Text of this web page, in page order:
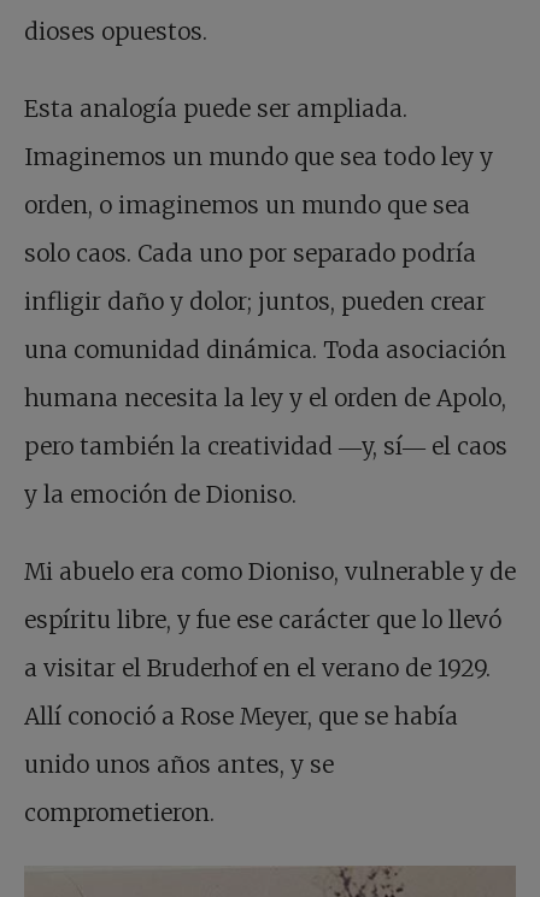
dioses opuestos.
Esta analogía puede ser ampliada.
Imaginemos un mundo que sea todo ley y
orden, o imaginemos un mundo que sea
solo caos. Cada uno por separado podría
infligir daño y dolor; juntos, pueden crear
una comunidad dinámica. Toda asociación
humana necesita la ley y el orden de Apolo,
pero también la creatividad ―y, sí― el caos
y la emoción de Dioniso.
Mi abuelo era como Dioniso, vulnerable y de
espíritu libre, y fue ese carácter que lo llevó
a visitar el Bruderhof en el verano de 1929.
Allí conoció a Rose Meyer, que se había
unido unos años antes, y se
comprometieron.